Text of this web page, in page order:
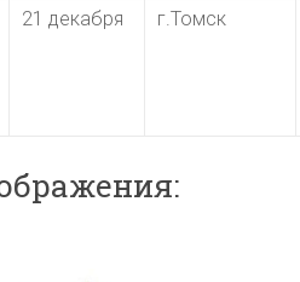
21 декабря г.Томск